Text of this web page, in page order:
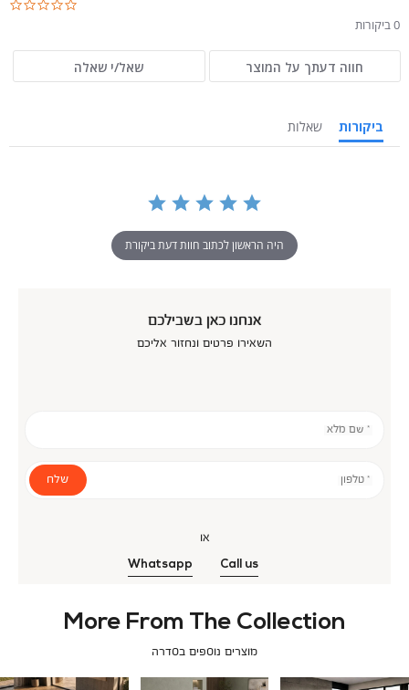
0 ביקורות
חווה דעתך על המוצר שאל/י שאלה
ביקורות שאלות
היה הראשון לכתוב חוות דעת ביקורת
אנחנו כאן בשבילכם
השאירו פרטים ונחזור אליכם
* שם מלא
* טלפון שלח
או
Call us
Whatsapp
More From The Collection
מוצרים נוספים בסדרה